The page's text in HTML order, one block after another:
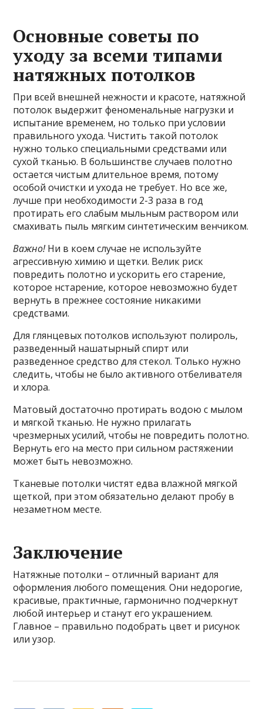
Основные советы по
уходу за всеми типами
натяжных потолков
При всей внешней нежности и красоте, натяжной
потолок выдержит феноменальные нагрузки и
испытание временем, но только при условии
правильного ухода. Чистить такой потолок
нужно только специальными средствами или
сухой тканью. В большинстве случаев полотно
остается чистым длительное время, потому
особой очистки и ухода не требует. Но все же,
лучше при необходимости 2-3 раза в год
протирать его слабым мыльным раствором или
смахивать пыль мягким синтетическим венчиком.
Важно!Ни в коем случае не используйте
агрессивную химию и щетки. Велик риск
повредить полотно и ускорить его старение,
которое нстарение, которое невозможно будет
вернуть в прежнее состояние никакими
средствами.
Для глянцевых потолков используют полироль,
разведенный нашатырный спирт или
разведенное средство для стекол. Только нужно
следить, чтобы не было активного отбеливателя
и хлора.
Матовый достаточно протирать водою с мылом
и мягкой тканью. Не нужно прилагать
чрезмерных усилий, чтобы не повредить полотно.
Вернуть его на место при сильном растяжении
может быть невозможно.
Тканевые потолки чистят едва влажной мягкой
щеткой, при этом обязательно делают пробу в
незаметном месте.
Заключение
Натяжные потолки – отличный вариант для
оформления любого помещения. Они недорогие,
красивые, практичные, гармонично подчеркнут
любой интерьер и станут его украшением.
Главное – правильно подобрать цвет и рисунок
или узор.